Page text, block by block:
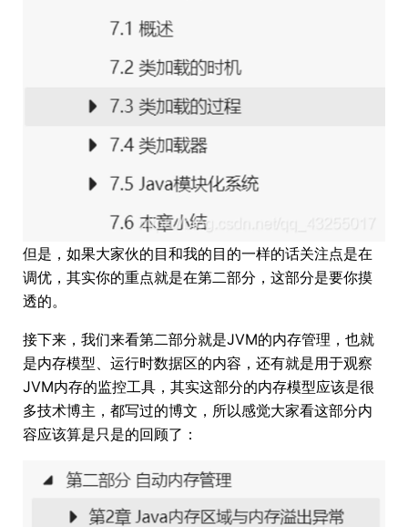
但是，如果大家伙的目和我的目的一样的话关注点是在
调优，其实你的重点就是在第二部分，这部分是要你摸
透的。
接下来，我们来看第二部分就是JVM的内存管理，也就
是内存模型、运行时数据区的内容，还有就是用于观察
JVM内存的监控工具，其实这部分的内存模型应该是很
多技术博主，都写过的博文，所以感觉大家看这部分内
容应该算是只是的回顾了：